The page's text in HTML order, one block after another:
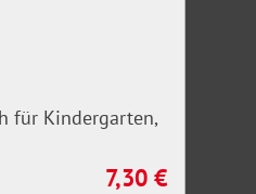
für Kindergarten,
Regulärer Preis:
7,30 €